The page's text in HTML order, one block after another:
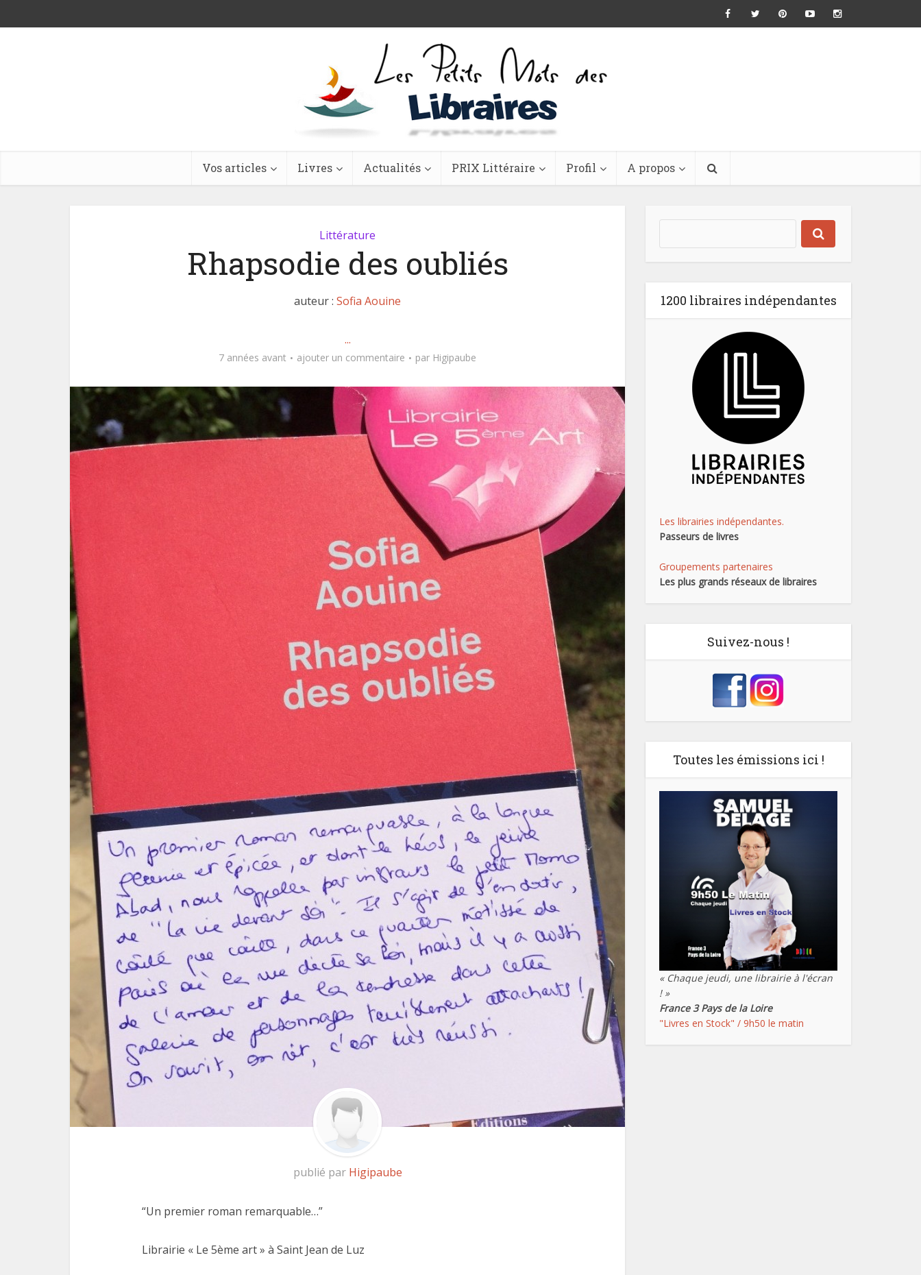
Vos articles Livres Actualités PRIX Littéraire Profil A propos
Littérature
Rhapsodie des oubliés
auteur : Sofia Aouine
...
7 années avant ajouter un commentaire par Higipaube
publié par Higipaube
“Un premier roman remarquable…”
Librairie « Le 5ème art » à Saint Jean de Luz
1200 libraires indépendantes
Les librairies indépendantes.
Passeurs de livres
Groupements partenaires
Les plus grands réseaux de libraires
Suivez-nous !
Toutes les émissions ici !
« Chaque jeudi, une librairie à l'écran
! »
France 3 Pays de la Loire
"Livres en Stock" / 9h50 le matin